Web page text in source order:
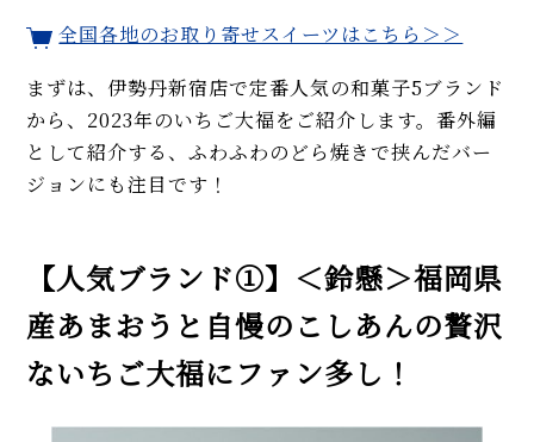
全国各地のお取り寄せスイーツはこちら＞＞
まずは、伊勢丹新宿店で定番人気の和菓子5ブランド
から、2023年のいちご大福をご紹介します。番外編
として紹介する、ふわふわのどら焼きで挟んだバー
ジョンにも注目です！
【人気ブランド①】＜鈴懸＞福岡県
産あまおうと自慢のこしあんの贅沢
ないちご大福にファン多し！